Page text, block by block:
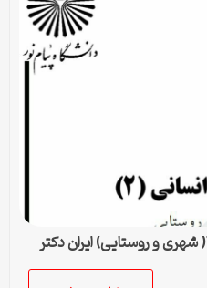
دانلود کتاب جغرافیای انسانی ۲( شهری و روستایی) ایران دکتر